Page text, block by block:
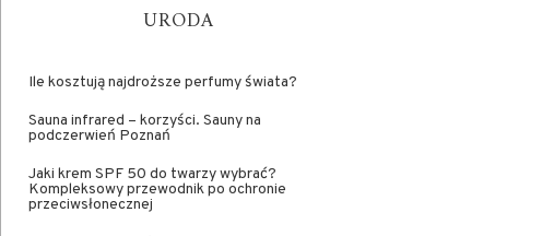
URODA
Ile kosztują najdroższe perfumy świata?
Sauna infrared – korzyści. Sauny na
podczerwień Poznań
Jaki krem SPF 50 do twarzy wybrać?
Kompleksowy przewodnik po ochronie
przeciwsłonecznej